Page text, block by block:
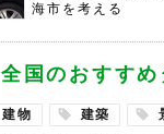
海市を考える
全国のおすすめ
建物 建築